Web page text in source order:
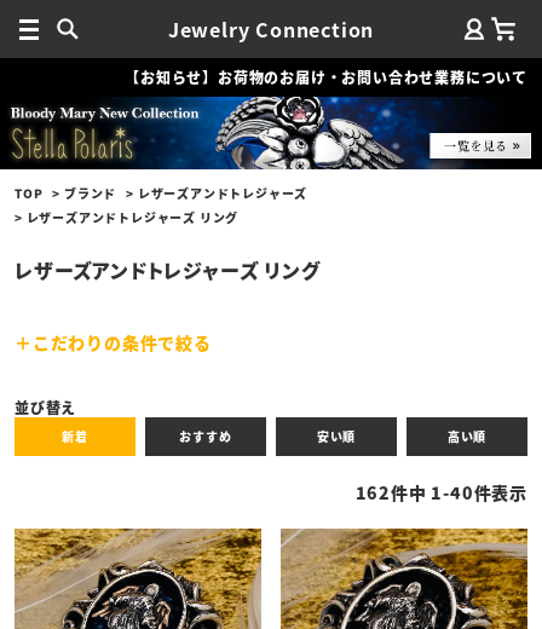
Jewelry Connection
【お知らせ】お荷物のお届け・お問い合わせ業務について
TOP ブランド
レザーズアンドトレジャーズ
レザーズアンドトレジャーズ リング
レザーズアンドトレジャーズ リング
こだわりの条件で絞る
商品タイプ
全ての商品
予約商品 セール商品
並び替え
新着 おすすめ 安い順 高い順
162件中 1-40件表示